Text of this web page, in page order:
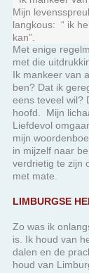
kan”.
Met enige
met die
Ik mankeer van
ben? Dat ik
eens teveel wil?
hoofd. Mijn
Liefdevol
mijn
in mijzelf naar
verdrietig te zijn
met mate.
LIMBURGSE
Zo was ik
is. Ik houd van
dalen en de
houd van
groot stuk en
gegeten dat